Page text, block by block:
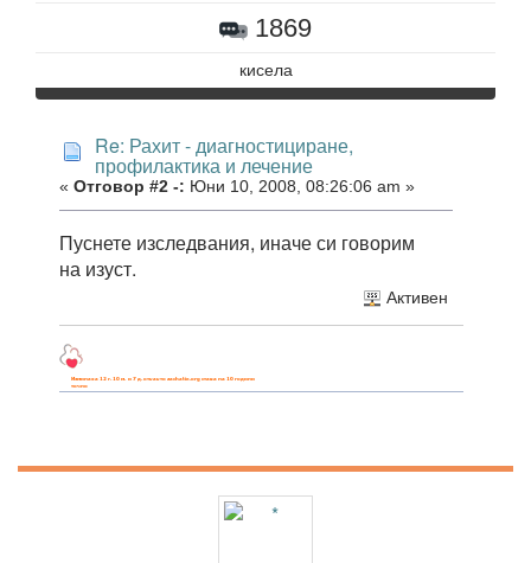
1869
кисела
Re: Рахит - диагностициране,
профилактика и лечение
« Отговор #2 -: Юни 10, 2008, 08:26:06 am »
Пуснете изследвания, иначе си говорим
на изуст.
Активен